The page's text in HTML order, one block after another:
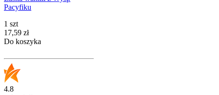
Pacyfiku
1 szt
Cena
17,59 zł
Do koszyka
4.8